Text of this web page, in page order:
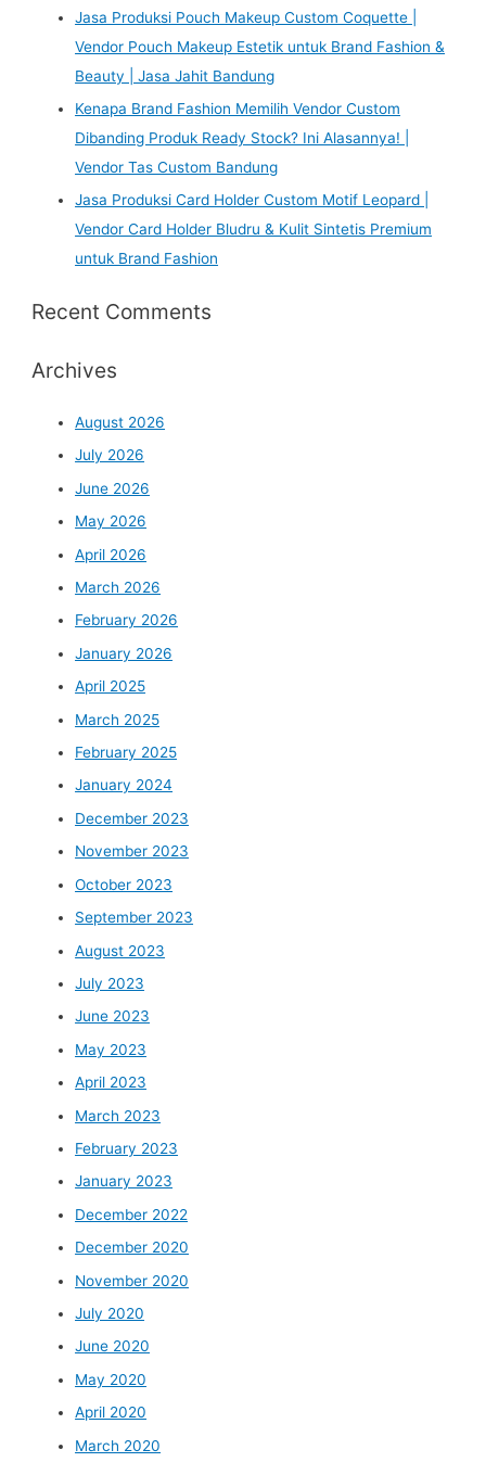
Jasa Produksi Pouch Makeup Custom Coquette |
Vendor Pouch Makeup Estetik untuk Brand Fashion &
Beauty | Jasa Jahit Bandung
Kenapa Brand Fashion Memilih Vendor Custom
Dibanding Produk Ready Stock? Ini Alasannya! |
Vendor Tas Custom Bandung
Jasa Produksi Card Holder Custom Motif Leopard |
Vendor Card Holder Bludru & Kulit Sintetis Premium
untuk Brand Fashion
Recent Comments
Archives
August 2026
July 2026
June 2026
May 2026
April 2026
March 2026
February 2026
January 2026
April 2025
March 2025
February 2025
January 2024
December 2023
November 2023
October 2023
September 2023
August 2023
July 2023
June 2023
May 2023
April 2023
March 2023
February 2023
January 2023
December 2022
December 2020
November 2020
July 2020
June 2020
May 2020
April 2020
March 2020